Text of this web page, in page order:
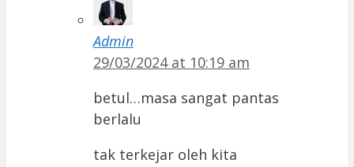
Admin
29/03/2024 at 10:19 am
betul…masa sangat pantas
berlalu
tak terkejar oleh kita